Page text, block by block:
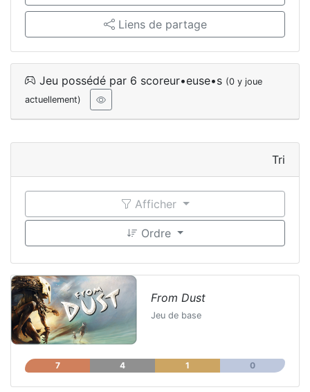
Liens de partage
Jeu possédé par 6 scoreur•euse•s (0 y joue
actuellement)
Tri
Afficher
Ordre
From Dust
Jeu de base
7 4 1 0